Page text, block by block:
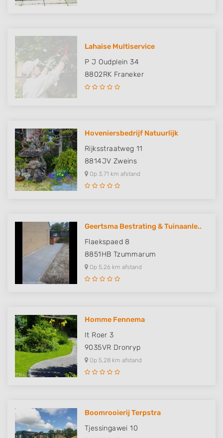
Lahaise Multiservice
P J Oudplein 34
8802RK Franeker
Hoveniersbedrijf Natuurlijk
Rijksstraatweg 11
8814JV Zweins
Op 3,71 km afstand
Geertsma Bestrating & Tuinaanle..
Flaekspaed 8
8851HB Tzummarum
Op 5,26 km afstand
Homme Fennema
It Roer 3
9035VR Dronryp
Op 5,28 km afstand
Boomrooierij Terpstra
Tjessingawei 10